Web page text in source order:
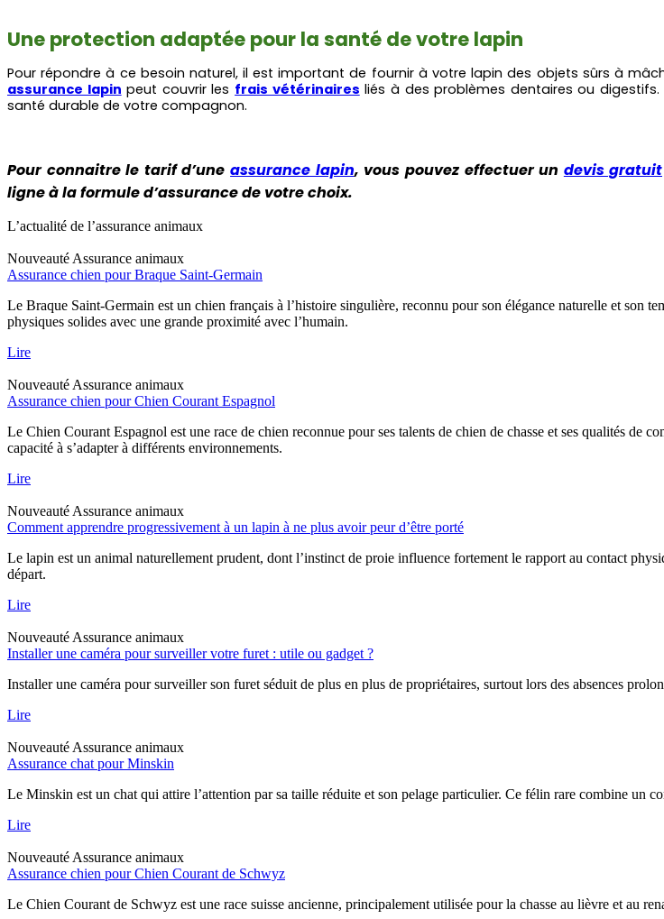
Une protection adaptée pour la santé de votre lapin
Pour répondre à ce besoin naturel, il est important de fournir à votre lapin des objets sûrs à
assurance lapin peut couvrir les frais vétérinaires liés à des problèmes dentaires ou
santé durable de votre compagnon.
Pour connaitre le tarif d’une assurance lapin, vous pouvez effectuer un devis gratuit
ligne à la formule d’assurance de votre choix.
L’actualité de l’assurance animaux
Nouveauté Assurance animaux
Assurance chien pour Braque Saint-Germain
Le Braque Saint-Germain est un chien français à l’histoire singulière, reconnu pour son élégance naturelle et son
physiques solides avec une grande proximité avec l’humain.
Lire
Nouveauté Assurance animaux
Assurance chien pour Chien Courant Espagnol
Le Chien Courant Espagnol est une race de chien reconnue pour ses talents de chien de chasse et ses qualités de
capacité à s’adapter à différents environnements.
Lire
Nouveauté Assurance animaux
Comment apprendre progressivement à un lapin à ne plus avoir peur d’être porté
Le lapin est un animal naturellement prudent, dont l’instinct de proie influence fortement le rapport au contact
départ.
Lire
Nouveauté Assurance animaux
Installer une caméra pour surveiller votre furet : utile ou gadget ?
Installer une caméra pour surveiller son furet séduit de plus en plus de propriétaires, surtout lors des absences
Lire
Nouveauté Assurance animaux
Assurance chat pour Minskin
Le Minskin est un chat qui attire l’attention par sa taille réduite et son pelage particulier. Ce félin rare combine un
Lire
Nouveauté Assurance animaux
Assurance chien pour Chien Courant de Schwyz
Le Chien Courant de Schwyz est une race suisse ancienne, principalement utilisée pour la chasse au lièvre et au